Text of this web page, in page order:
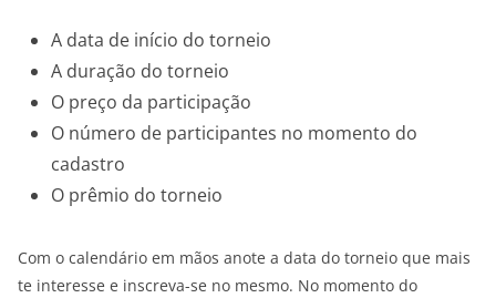
A data de início do torneio
A duração do torneio
O preço da participação
O número de participantes no momento do
cadastro
O prêmio do torneio
Com o calendário em mãos anote a data do torneio que mais
te interesse e inscreva-se no mesmo. No momento do